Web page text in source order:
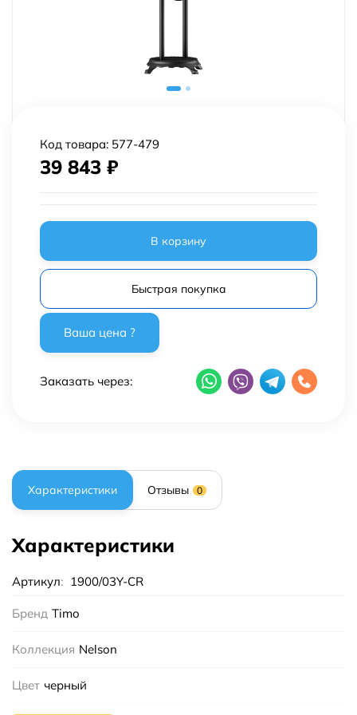
Код товара: 577-479
39 843 ₽
В корзину
Быстрая покупка
Заказать через:
Характеристики Отзывы 0
Характеристики
Артикул: 1900/03Y-CR
Бренд Timo
Коллекция Nelson
Цвет черный